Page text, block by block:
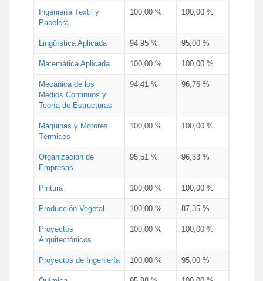
Ingeniería Textil y
Papelera
100,00 % 100,00 %
Lingüística Aplicada 94,95 % 95,00 %
Matemática Aplicada 100,00 % 100,00 %
Mecánica de los
Medios Continuos y
Teoría de Estructuras
94,41 % 96,76 %
Máquinas y Motores
Térmicos
100,00 % 100,00 %
Organización de
Empresas
95,51 % 96,33 %
Pintura 100,00 % 100,00 %
Producción Vegetal 100,00 % 87,35 %
Proyectos
Arquitectónicos
100,00 % 100,00 %
Proyectos de Ingeniería 100,00 % 95,00 %